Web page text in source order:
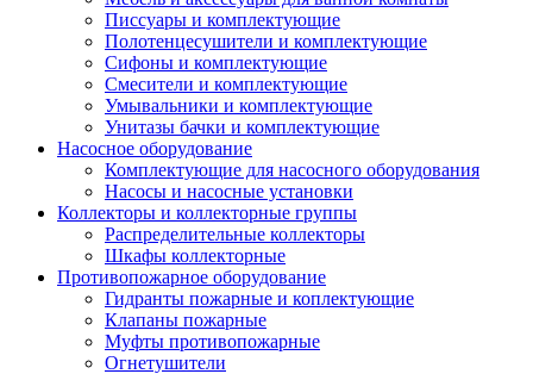
Писсуары и комплектующие
Полотенцесушители и комплектующие
Сифоны и комплектующие
Смесители и комплектующие
Умывальники и комплектующие
Унитазы бачки и комплектующие
Насосное оборудование
Комплектующие для насосного оборудования
Насосы и насосные установки
Коллекторы и коллекторные группы
Распределительные коллекторы
Шкафы коллекторные
Противопожарное оборудование
Гидранты пожарные и коплектующие
Клапаны пожарные
Муфты противопожарные
Огнетушители